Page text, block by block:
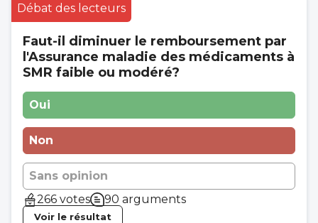
Débat des lecteurs
Faut-il diminuer le remboursement par
l'Assurance maladie des médicaments à
SMR faible ou modéré?
Oui
Non
Sans opinion
266 votes
90 arguments
Voir le résultat